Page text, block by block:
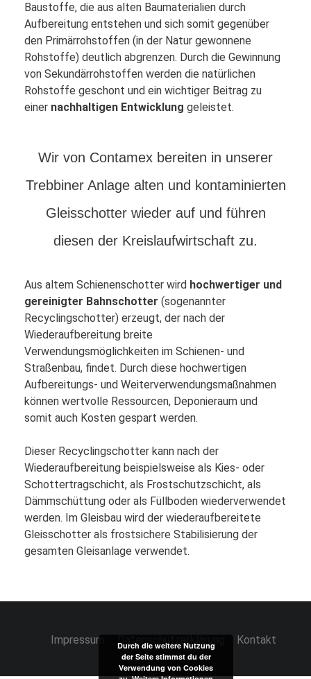
Baustoffe, die aus alten Baumaterialien durch
Aufbereitung entstehen und sich somit gegenüber
den Primärrohstoffen (in der Natur gewonnene
Rohstoffe) deutlich abgrenzen. Durch die Gewinnung
von Sekundärrohstoffen werden die natürlichen
Rohstoffe geschont und ein wichtiger Beitrag zu
einer nachhaltigen Entwicklung geleistet.
Wir von Contamex bereiten in unserer
Trebbiner Anlage alten und kontaminierten
Gleisschotter wieder auf und führen
diesen der Kreislaufwirtschaft zu.
Aus altem Schienenschotter wird hochwertiger und
gereinigter Bahnschotter (sogenannter
Recyclingschotter) erzeugt, der nach der
Wiederaufbereitung breite
Verwendungsmöglichkeiten im Schienen- und
Straßenbau, findet. Durch diese hochwertigen
Aufbereitungs- und Weiterverwendungsmaßnahmen
können wertvolle Ressourcen, Deponieraum und
somit auch Kosten gespart werden.
Dieser Recyclingschotter kann nach der
Wiederaufbereitung beispielsweise als Kies- oder
Schottertragschicht, als Frostschutzschicht, als
Dämmschüttung oder als Füllboden wiederverwendet
werden. Im Gleisbau wird der wiederaufbereitete
Gleisschotter als frostsichere Stabilisierung der
gesamten Gleisanlage verwendet.
Kontakt
Datenschutzerklärung
Impressum
Durch die weitere Nutzung
der Seite stimmst du der
Verwendung von Cookies